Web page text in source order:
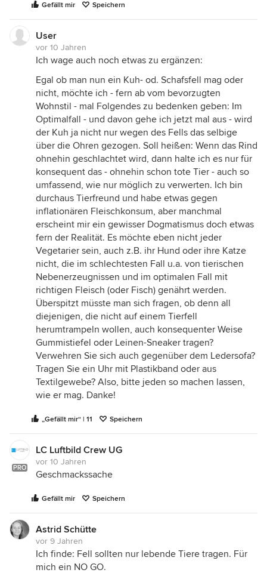
Gefällt mir Speichern
User
vor 10 Jahren
Ich wage auch noch etwas zu ergänzen:
Egal ob man nun ein Kuh- od. Schafsfell mag oder
nicht, möchte ich - fern ab vom bevorzugten
Wohnstil - mal Folgendes zu bedenken geben: Im
Optimalfall - und davon gehe ich jetzt mal aus - wird
der Kuh ja nicht nur wegen des Fells das selbige
über die Ohren gezogen. Soll heißen: Wenn das Rind
ohnehin geschlachtet wird, dann halte ich es nur für
konsequent das - ohnehin schon tote Tier - auch so
umfassend, wie nur möglich zu verwerten. Ich bin
durchaus Tierfreund und habe etwas gegen
inflationären Fleischkonsum, aber manchmal
erscheint mir ein gewisser Dogmatismus doch etwas
fern der Realität. Es möchte eben nicht jeder
Vegetarier sein, auch z.B. ihr Hund oder ihre Katze
nicht, die im schlechtesten Fall u.a. von tierischen
Nebenerzeugnissen und im optimalen Fall mit
richtigen Fleisch (oder Fisch) genährt werden.
Überspitzt müsste man sich fragen, ob denn all
diejenigen, die nicht auf einem Tierfell
herumtrampeln wollen, auch konsequenter Weise
Gummistiefel oder Leinen-Sneaker tragen?
Verwehren Sie sich auch gegenüber dem Ledersofa?
Tragen Sie ein Uhr mit Plastikband oder aus
Textilgewebe? Also, bitte jeden so machen lassen,
wie er mag. Danke!
„Gefällt mir“ | 11 Speichern
PRO
LC Luftbild Crew UG
vor 10 Jahren
Geschmackssache
Gefällt mir Speichern
Astrid Schütte
vor 9 Jahren
Ich finde: Fell sollten nur lebende Tiere tragen. Für
mich ein NO GO.